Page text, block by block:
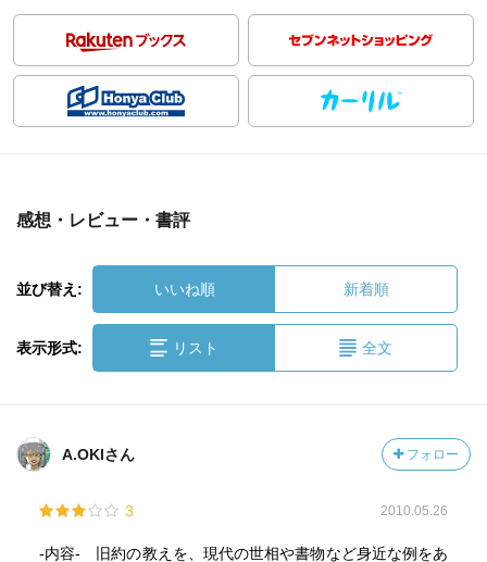
感想・レビュー・書評
並び替え: いいね順 新着順
表示形式: リスト 全文
A.OKIさん フォロー
3 2010.05.26
-内容- 旧約の教えを、現代の世相や書物など身近な例をあ